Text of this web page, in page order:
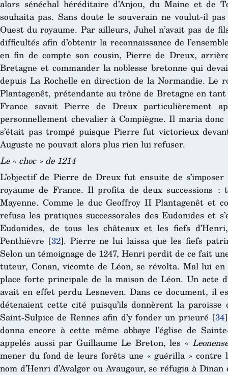
alors sénéchal héréditaire d’Anjou, du Maine et
souhaita pas. Sans doute le souverain ne voulut-il
Ouest du royaume. Par ailleurs, Juhel n’avait pas de
difficultés afin d’obtenir la reconnaissance de
en fin de compte son cousin, Pierre de Dreux,
Bretagne et commander la noblesse bretonne qui
depuis La Rochelle en direction de la Normandie. Le
Plantagenêt, prétendante au trône de Bretagne en
France savait Pierre de Dreux particulièrement
personnellement chevalier à Compiègne. Il maria
s’était pas trompé puisque Pierre fut victorieux
Auguste ne pouvait alors plus rien lui refuser.
Le « choc » de 1214
L’objectif de Pierre de Dreux fut ensuite de
royaume de France. Il profita de deux successions
Mayenne. Comme le duc Geoffroy II Plantagenêt et
refusa les pratiques successorales des Eudonides et
Eudonides, de tous les châteaux et les fiefs
Penthièvre [32]. Pierre ne lui laissa que les fiefs
Selon un témoignage de 1247, Henri perdit de ce fait
tuteur, Conan, vicomte de Léon, se révolta. Mal lui
place forte principale de la maison de Léon. Un acte
avait en effet perdu Lesneven. Dans ce document, il
détenaient cette cité puisqu’ils donnèrent la paroisse
Saint-Sulpice de Rennes afin d’y fonder un prieuré [34]
donna encore à cette même abbaye l’église de
appelés aussi par Guillaume Le Breton, les «
mener du fond de leurs forêts une « guérilla » contre
nom d’Henri d’Avalgor ou Avaugour, se réfugia à